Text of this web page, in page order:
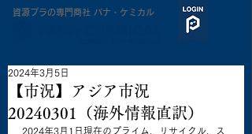
​資源プラの専門商社 パナ・ケミカル
【市況】アジア市況
20240301（海外情報直訳）
2024年3月5日
2024年3月1日現在のプライム、リサイクル、ス